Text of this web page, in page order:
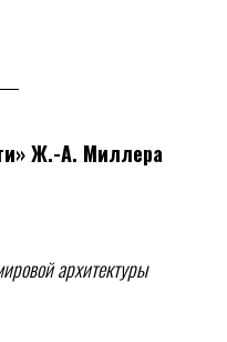
Ж.-А. Миллера
архитектуры